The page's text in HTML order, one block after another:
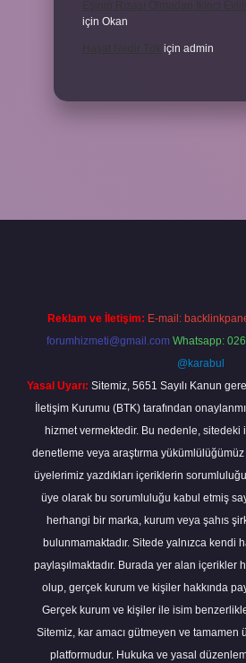
için Okan
için admin
Reklam ve İletişim: E-mail:
forumhizmeti@gmail.com Whatsapp:
@karabul
Yasal Uyarı: Sitemiz, 5651 Sayılı Kanun
İletişim Kurumu (BTK) tarafından
hizmet vermektedir. Bu nedenle,
denetleme veya araştırma
üyelerimiz yazdıkları içeriklerin
üye olarak bu sorumluluğu kabul etmiş
herhangi bir marka, kurum veya şahıs
bulunmamaktadır. Sitede yalnızca kendi
paylaşılmaktadır. Burada yer alan içerikler
olup, gerçek kurum ve kişiler hakkında
Gerçek kurum ve kişiler ile isim
Sitemiz, kar amacı gütmeyen ve tamamen
platformudur. Hukuka ve yasal